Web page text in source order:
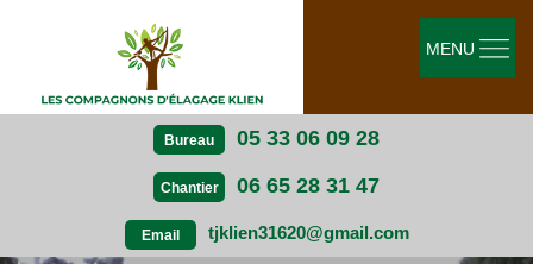
Bureau 05 33 06 09 28
Chantier 06 65 28 31 47
Email tjklien31620@gmail.com
MENU